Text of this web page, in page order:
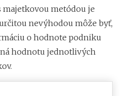
majetkovou metódou je
nevýhodou môže byť,
o hodnote podniku
hodnotu jednotlivých